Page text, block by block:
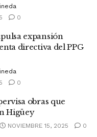
0
expansión
directiva del PPG
0
obras que
Higüey
NOVIEMBRE 15, 2025 0